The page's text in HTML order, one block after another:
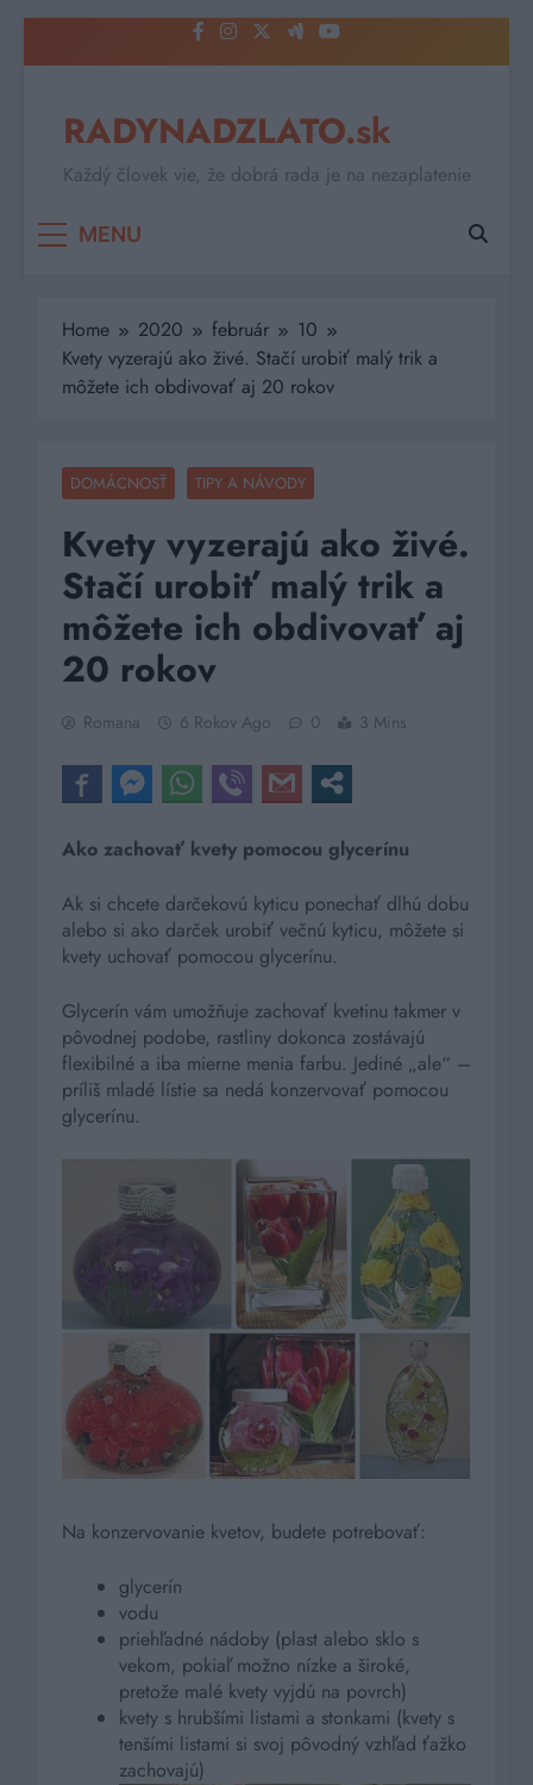
to
RADYNADZLATO.sk
Každý človek vie, že dobrá rada je na nezaplatenie
MENU
Home 2020 február
10
Kvety vyzerajú ako živé. Stačí urobiť malý trik a
môžete ich obdivovať aj 20 rokov
DOMÁCNOSŤ TIPY A NÁVODY
Kvety vyzerajú ako živé.
Stačí urobiť malý trik a
môžete ich obdivovať aj
20 rokov
Romana 6 Rokov Ago 0 3 Mins
Ako zachovať kvety pomocou glycerínu
Ak si chcete darčekovú kyticu ponechať dlhú dobu
alebo si ako darček urobiť večnú kyticu, môžete si
kvety uchovať pomocou glycerínu.
Glycerín vám umožňuje zachovať kvetinu takmer v
pôvodnej podobe, rastliny dokonca zostávajú
flexibilné a iba mierne menia farbu. Jediné „ale“ –
príliš mladé lístie sa nedá konzervovať pomocou
glycerínu.
Na konzervovanie kvetov, budete potrebovať:
glycerín
vodu
priehľadné nádoby (plast alebo sklo s
vekom, pokiaľ možno nízke a široké,
pretože malé kvety vyjdú na povrch)
kvety s hrubšími listami a stonkami (kvety s
tenšími listami si svoj pôvodný vzhľad ťažko
zachovajú)